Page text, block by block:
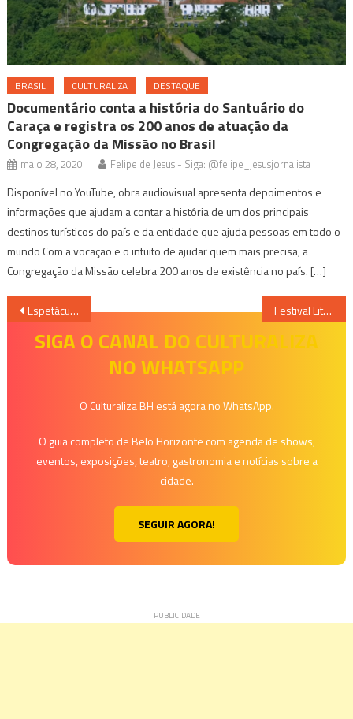
BRASIL CULTURALIZA DESTAQUE
Documentário conta a história do Santuário do
Caraça e registra os 200 anos de atuação da
Congregação da Missão no Brasil
maio 28, 2020 Felipe de Jesus - Siga: @felipe_jesusjornalista
Disponível no YouTube, obra audiovisual apresenta depoimentos e
informações que ajudam a contar a história de um dos principais
destinos turísticos do país e da entidade que ajuda pessoas em todo o
mundo Com a vocação e o intuito de ajudar quem mais precisa, a
Congregação da Missão celebra 200 anos de existência no país. […]
Navegação
Espetáculo virtual celebra os encontros sociais unindo dramaturgia e a participação ativa do público – de 05 a 08 de agosto Festival Literário Internacional de BH apresenta mais de 100 atrações gratuitas
SIGA O CANAL DO CULTURALIZA
NO WHATSAPP
O Culturaliza BH está agora no WhatsApp.
O guia completo de Belo Horizonte com agenda de shows,
eventos, exposições, teatro, gastronomia e notícias sobre a
cidade.
SEGUIR AGORA!